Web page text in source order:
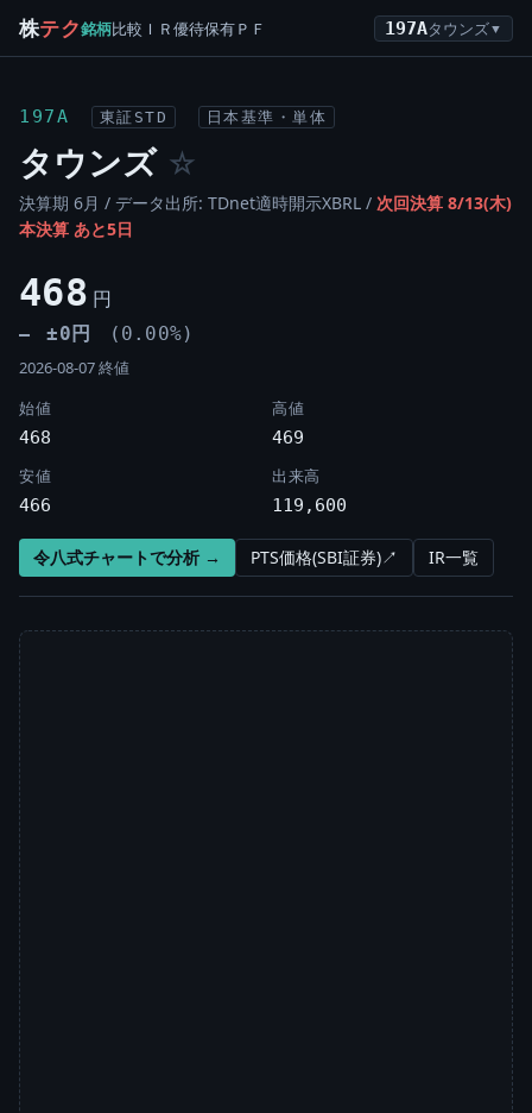
株テク銘柄比較 ＩＲ優待保有ＰＦ 197Aタウンズ▼
197A 東証STD 日本基準・単体
タウンズ ☆
決算期 6月 / データ出所: TDnet適時開示XBRL / 次回決算 8/13(木)
本決算 あと5日
468 円
― ±0円 (0.00%)
2026-08-07 終値
始値
468
高値
469
安値
466
出来高
119,600
令八式チャートで分析 → PTS価格(SBI証券)↗ IR一覧